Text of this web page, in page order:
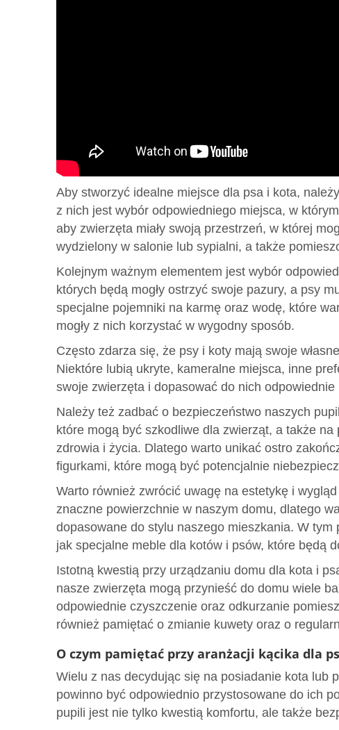
Aby stworzyć idealne miejsce dla psa i kota,
z nich jest wybór odpowiedniego miejsca, w
aby zwierzęta miały swoją przestrzeń, w której
wydzielony w salonie lub sypialni, a także
Kolejnym ważnym elementem jest wybór
których będą mogły ostrzyć swoje pazury, a psy
specjalne pojemniki na karmę oraz wodę, które
mogły z nich korzystać w wygodny sposób.
Często zdarza się, że psy i koty mają swoje
Niektóre lubią ukryte, kameralne miejsca, inne
swoje zwierzęta i dopasować do nich odpowiednie
Należy też zadbać o bezpieczeństwo naszych
które mogą być szkodliwe dla zwierząt, a także
zdrowia i życia. Dlatego warto unikać ostro
figurkami, które mogą być potencjalnie
Warto również zwrócić uwagę na estetykę i
znaczne powierzchnie w naszym domu, dlatego
dopasowane do stylu naszego mieszkania. W
jak specjalne meble dla kotów i psów, które będą
Istotną kwestią przy urządzaniu domu dla kota i
nasze zwierzęta mogą przynieść do domu wiele
odpowiednie czyszczenie oraz odkurzanie
również pamiętać o zmianie kuwety oraz o
O czym pamiętać przy aranżacji kącika dla
Wielu z nas decydując się na posiadanie kota lub
powinno być odpowiednio przystosowane do ich
pupili jest nie tylko kwestią komfortu, ale także